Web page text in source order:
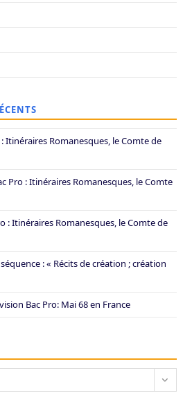
: Itinéraires Romanesques, le Comte de
Pro : Itinéraires Romanesques, le Comte
: Itinéraires Romanesques, le Comte de
: « Récits de création ; création
Bac Pro: Mai 68 en France